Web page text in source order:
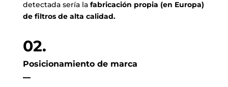
detectada sería la fabricación propia (en Europa)
de filtros de alta calidad.
02.
Posicionamiento de marca
–